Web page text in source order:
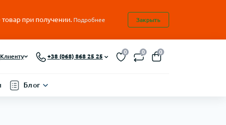
при получении. Подробнее Закрыть
Клиенту +38 (068) 868 25 25
0 0 0
Блог